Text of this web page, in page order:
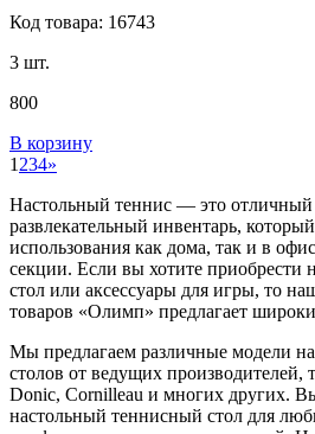
Код товара: 16743
3 шт.
800
В корзину
1 234»
Настольный теннис — это
развлекательный инвентарь,
использования как дома, так и в
секции. Если вы хотите приобрести
стол или аксессуары для игры, то
товаров «Олимп» предлагает
Мы предлагаем различные модели
столов от ведущих производителей,
Donic, Cornilleau и многих других.
настольный теннисный стол для